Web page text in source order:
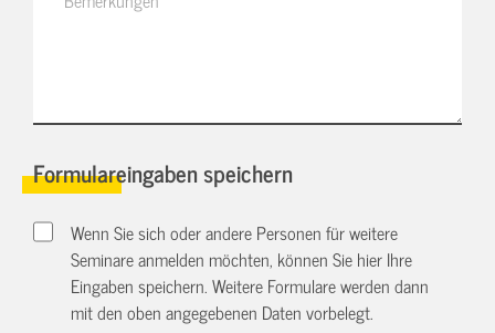
Formulareingaben speichern
Wenn Sie sich oder andere Personen für weitere
Seminare anmelden möchten, können Sie hier Ihre
Eingaben speichern. Weitere Formulare werden dann
mit den oben angegebenen Daten vorbelegt.